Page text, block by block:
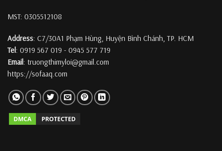
MST: 0305512108
Address: C7/30A1 Phạm Hùng, Huyện Bình Chánh, TP. HCM
Tel: 0919 567 019 - 0945 577 719
Email: truongthimyloi@gmail.com
https://sofaaq.com